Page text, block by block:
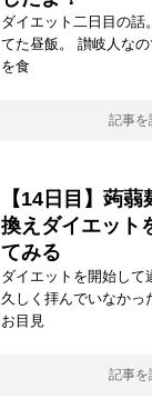
ダイエット二日目の話
てた昼飯。 讃岐人なの
を食
記事を
【14日目】蒟
換えダイエット
てみる
ダイエットを開始し
久しく拝んでいなかっ
お目見
記事を